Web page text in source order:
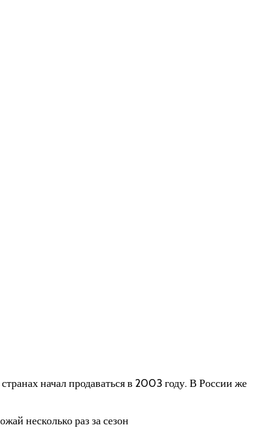
начал продаваться в 2003 году. В России же
несколько раз за сезон